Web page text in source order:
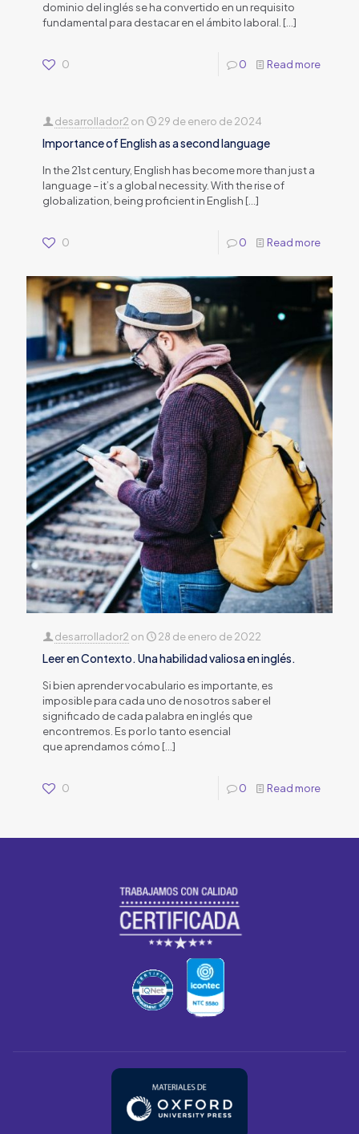
dominio del inglés se ha convertido en un requisito
fundamental para destacar en el ámbito laboral. […]
0 0 Read more
desarrollador2 on 29 de enero de 2024
Importance of English as a second language
In the 21st century, English has become more than just a
language – it’s a global necessity. With the rise of
globalization, being proficient in English […]
0 0 Read more
desarrollador2 on 28 de enero de 2022
Leer en Contexto. Una habilidad valiosa en inglés.
Si bien aprender vocabulario es importante, es
imposible para cada uno de nosotros saber el
significado de cada palabra en inglés que
encontremos. Es por lo tanto esencial
que aprendamos cómo […]
0 0 Read more